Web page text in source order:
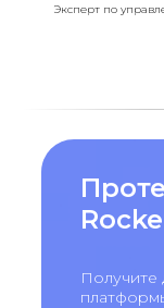
Эксперт по
Получите